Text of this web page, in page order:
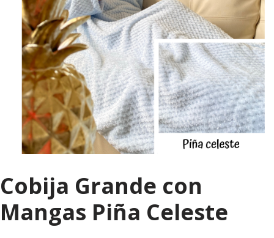
Cobija Grande con
Mangas Piña Celeste